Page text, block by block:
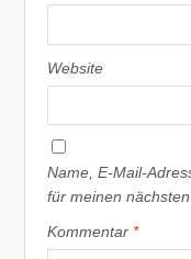
Website
Name, E-Mail-
für meinen
Kommentar *